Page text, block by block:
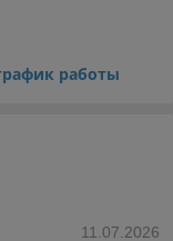
работы
11.07.2026